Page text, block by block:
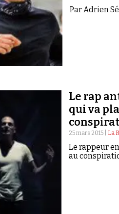
Par Adrien
Le rap
qui va
25 mars 2015 | La
Le rappeur
au